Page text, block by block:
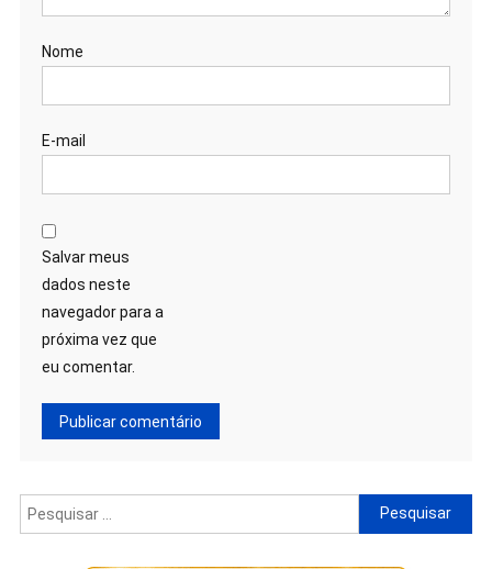
Nome
E-mail
Salvar meus
dados neste
navegador para a
próxima vez que
eu comentar.